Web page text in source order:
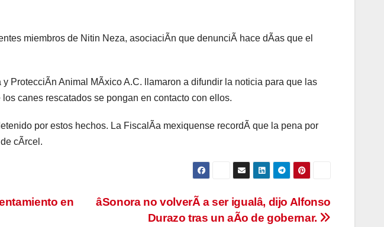
miembros de Nitin Neza, asociaciÃn que denunciÃ hace dÃas que el
ProtecciÃn Animal MÃxico A.C. llamaron a difundir la noticia para que las
canes rescatados se pongan en contacto con ellos.
por estos hechos. La FiscalÃa mexiquense recordÃ que la pena por
cÃrcel.
âSonora no volverÃ a ser igualâ, dijo Alfonso
Durazo tras un aÃo de gobernar.
en